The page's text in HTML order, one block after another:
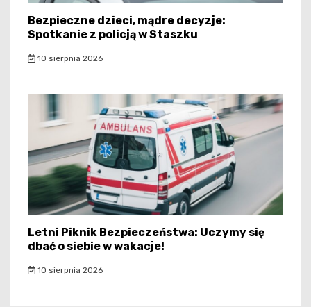
Bezpieczne dzieci, mądre decyzje:
Spotkanie z policją w Staszku
10 sierpnia 2026
Letni Piknik Bezpieczeństwa: Uczymy się
dbać o siebie w wakacje!
10 sierpnia 2026